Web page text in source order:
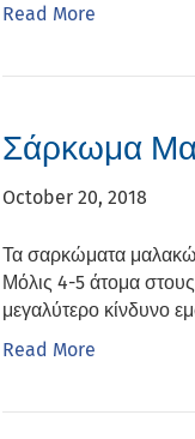
Read More
Σάρκωμα
October 20, 2018
Τα σαρκώματα μαλακών
Μόλις 4-5 άτομα
μεγαλύτερο κίνδυνο
Read More